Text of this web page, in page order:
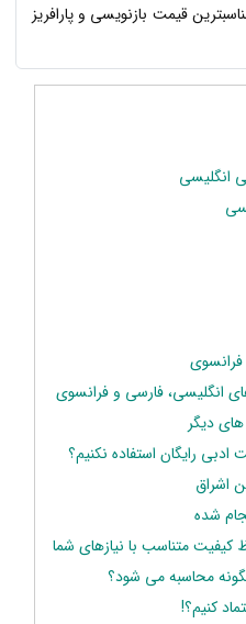
قیمت بازنویسی و پارافریز
انگلیسی
فرانسوی
انگلیسی، فارسی و فرانسوی
دیگر
ادبی رایگان استفاده نکنیم؟
اشراق
شده
کیفیت متناسب با نیازهای شما
محاسبه می شود؟
کنیم؟!